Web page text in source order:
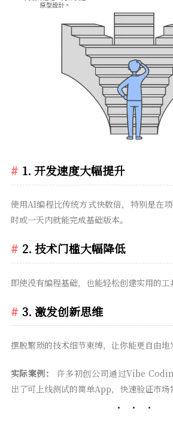
1. 开发速度大幅提升
使用AI编程比传统方式快数倍，特别是在
时或一天内就能完成基础版本。
2. 技术门槛大幅降低
即使没有编程基础，也能轻松创建实用的工
3. 激发创新思维
摆脱繁琐的技术细节束缚，让你能更自由地
实际案例：
许多初创公司通过Vibe
出了可上线测试的简单App，快速验证市场